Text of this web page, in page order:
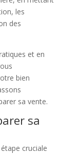
les
des
et en
bien
sa vente.
sa
cruciale